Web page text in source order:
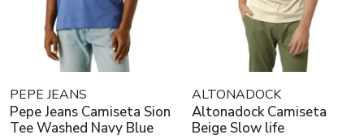
PEPE JEANS
Pepe Jeans Camiseta Sion
Tee Washed Navy Blue
ALTONADOCK
Altonadock Camiseta
Beige Slow life